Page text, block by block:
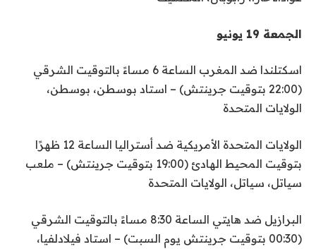
الجمعة 19 يونيو
اسكتلندا ضد المغرب الساعة 6 مساءً بالتوقيت الشرقي
(22:00 بتوقيت جرينتش) – استاد بوسطن، بوسطن،
الولايات المتحدة
الولايات المتحدة الأمريكية ضد أستراليا الساعة 12 ظهرًا
بتوقيت المحيط الهادئ (19:00 بتوقيت جرينتش) – ملعب
سياتل، سياتل، الولايات المتحدة
البرازيل ضد هايتي الساعة 8:30 مساءً بالتوقيت الشرقي
(00:30 بتوقيت جرينتش يوم السبت) – استاد فيلادلفيا،